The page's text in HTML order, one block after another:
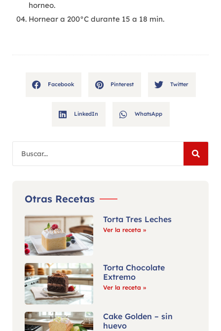
horneo.
Hornear a 200°C durante 15 a 18 min.
Facebook Pinterest Twitter
LinkedIn WhatsApp
Otras Recetas
Torta Tres Leches
Ver la receta »
Torta Chocolate
Extremo
Ver la receta »
Cake Golden – sin
huevo